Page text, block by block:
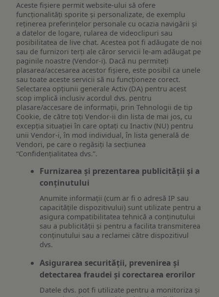
Aceste fișiere permit website-ului să ofere
funcționalități sporite și personalizate, de exemplu
reţinerea preferinţelor personale cu ocazia navigării și
a datelor de logare, rularea de videoclipuri sau
posibilitatea de live chat. Acestea pot fi adăugate de noi
sau de furnizori terți ale căror servicii le-am adăugat pe
paginile noastre (Vendor-i). Dacă nu permiteți
plasarea/accesarea acestor fișiere, este posibil ca unele
sau toate aceste servicii să nu funcționeze corect.
Selectarea opțiunii generale Activ (DA) pentru acest
scop implică inclusiv acordul dvs. pentru
plasare/accesare de informații, prin Tehnologii de tip
Cookie, de către toți Vendor-ii din lista de mai jos, cu
excepția situației în care optați cu Inactiv (NU) pentru
unii Vendor-i, în mod individual, în lista generală de
Vendori, pe care o regăsiți la secțiunea
“Confidențialitatea dvs.”.
Furnizarea și prezentarea publicității și a
conținutului
Anumite informații (cum ar fi o adresă IP sau
capacitățile dispozitivului) sunt utilizate pentru a
asigura compatibilitatea tehnică a conținutului
sau a publicității și pentru a facilita transmiterea
conținutului sau a reclamei către dispozitivul
dvs.
Asigurarea securității, prevenirea și
detectarea fraudei și corectarea erorilor
Datele dvs. pot fi utilizate pentru a monitoriza și